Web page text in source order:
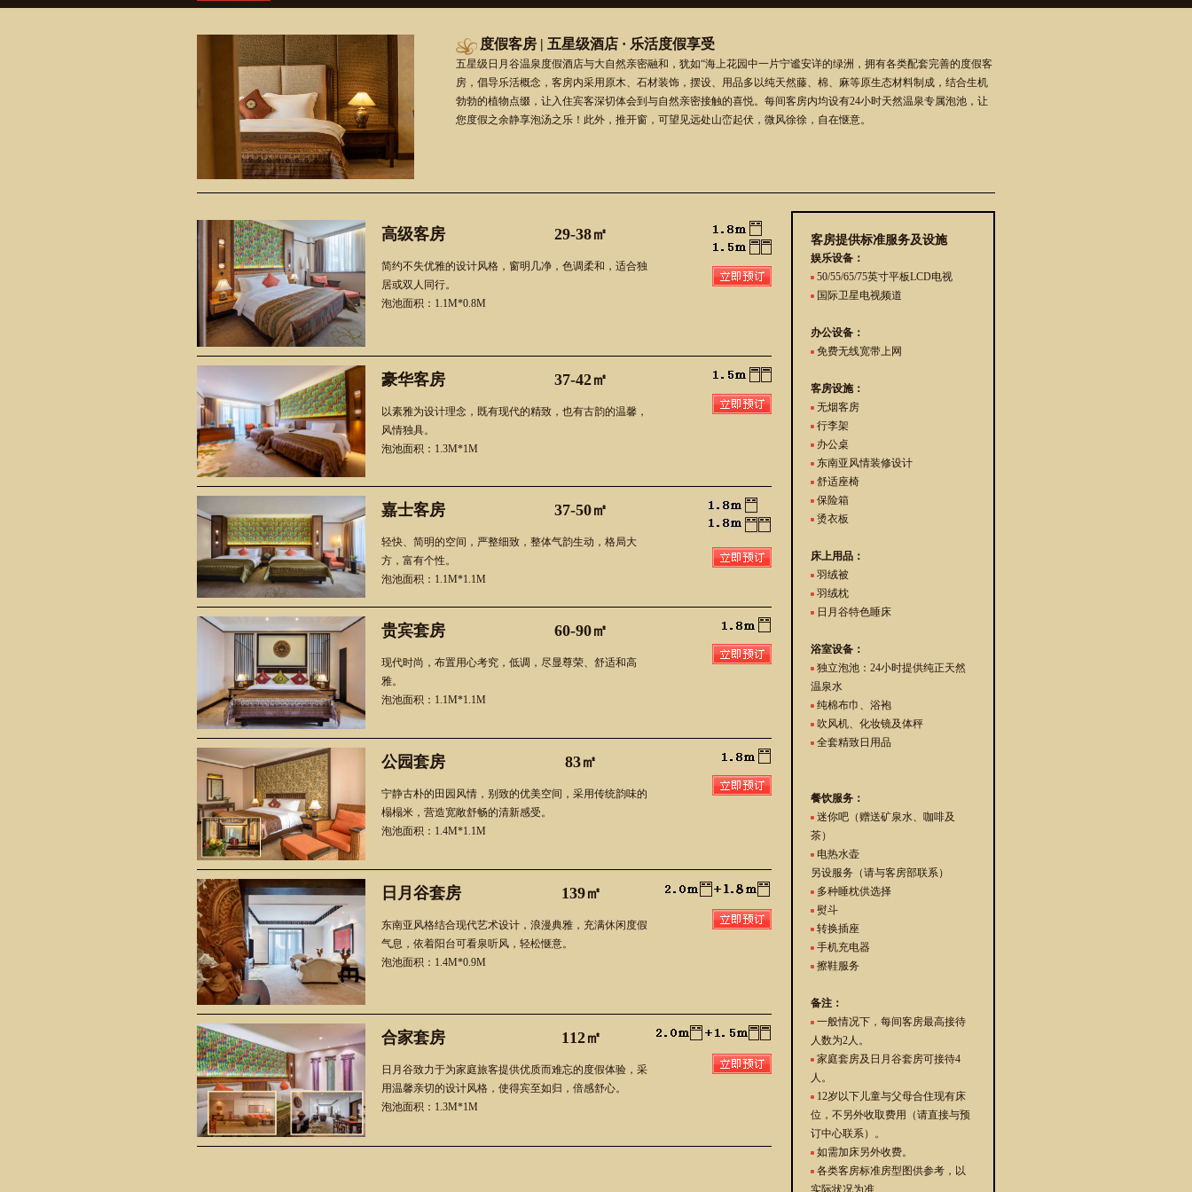
度假客房 | 五星级酒店 · 乐活度假享受
五星级日月谷温泉度假酒店与大自然亲密融和，犹如“海上花园中一片宁谧安详的绿洲，拥有各类配套完善的度假客
房，倡导乐活概念，客房内采用原木、石材装饰，摆设、用品多以纯天然藤、棉、麻等原生态材料制成，结合生机
勃勃的植物点缀，让入住宾客深切体会到与自然亲密接触的喜悦。每间客房内均设有24小时天然温泉专属泡池，让
您度假之余静享泡汤之乐！此外，推开窗，可望见远处山峦起伏，微风徐徐，自在惬意。
高级客房 29-38㎡
简约不失优雅的设计风格，窗明几净，色调柔和，适合独
居或双人同行。
泡池面积：1.1M*0.8M
豪华客房 37-42㎡
以素雅为设计理念，既有现代的精致，也有古韵的温馨，
风情独具。
泡池面积：1.3M*1M
嘉士客房 37-50㎡
轻快、简明的空间，严整细致，整体气韵生动，格局大
方，富有个性。
泡池面积：1.1M*1.1M
贵宾套房 60-90㎡
现代时尚，布置用心考究，低调，尽显尊荣、舒适和高
雅。
泡池面积：1.1M*1.1M
公园套房 83㎡
宁静古朴的田园风情，别致的优美空间，采用传统韵味的
榻榻米，营造宽敞舒畅的清新感受。
泡池面积：1.4M*1.1M
日月谷套房 139㎡
东南亚风格结合现代艺术设计，浪漫典雅，充满休闲度假
气息，依着阳台可看泉听风，轻松惬意。
泡池面积：1.4M*0.9M
合家套房 112㎡
日月谷致力于为家庭旅客提供优质而难忘的度假体验，采
用温馨亲切的设计风格，使得宾至如归，倍感舒心。
泡池面积：1.3M*1M
客房提供标准服务及设施
娱乐设备：
50/55/65/75英寸平板LCD电视
国际卫星电视频道
办公设备：
免费无线宽带上网
客房设施：
无烟客房
行李架
办公桌
东南亚风情装修设计
舒适座椅
保险箱
烫衣板
床上用品：
羽绒被
羽绒枕
日月谷特色睡床
浴室设备：
独立泡池：24小时提供纯正天然
温泉水
纯棉布巾、浴袍
吹风机、化妆镜及体秤
全套精致日用品
餐饮服务：
迷你吧（赠送矿泉水、咖啡及
茶）
电热水壶
另设服务（请与客房部联系）
多种睡枕供选择
熨斗
转换插座
手机充电器
擦鞋服务
备注：
一般情况下，每间客房最高接待
人数为2人。
家庭套房及日月谷套房可接待4
人。
12岁以下儿童与父母合住现有床
位，不另外收取费用（请直接与预
订中心联系）。
如需加床另外收费。
各类客房标准房型图供参考，以
实际状况为准